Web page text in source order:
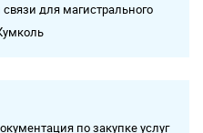
для магистрального
по закупке услуг